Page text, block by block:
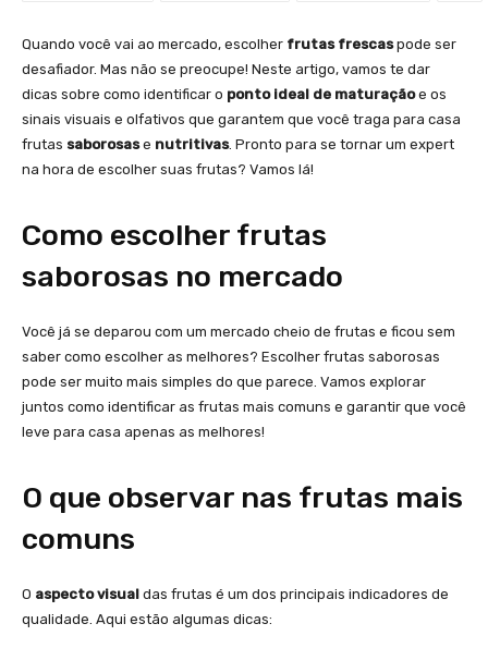
Quando você vai ao mercado, escolher frutas frescaspode ser
desafiador. Mas não se preocupe! Neste artigo, vamos te dar
dicas sobre como identificar o ponto ideal de maturaçãoe os
sinais visuais e olfativos que garantem que você traga para casa
frutas saborosase nutritivas. Pronto para se tornar um expert
na hora de escolher suas frutas? Vamos lá!
Como escolher frutas
saborosas no mercado
Você já se deparou com um mercado cheio de frutas e ficou sem
saber como escolher as melhores? Escolher frutas saborosas
pode ser muito mais simples do que parece. Vamos explorar
juntos como identificar as frutas mais comuns e garantir que você
leve para casa apenas as melhores!
O que observar nas frutas mais
comuns
O aspecto visual das frutas é um dos principais indicadores de
qualidade. Aqui estão algumas dicas: